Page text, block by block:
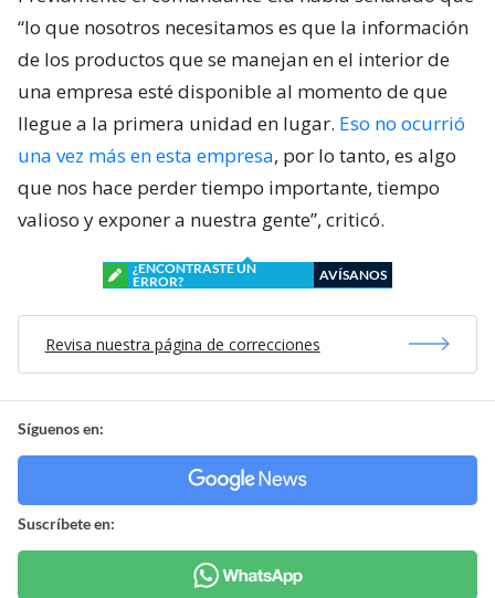
“lo que nosotros necesitamos es que la información
de los productos que se manejan en el interior de
una empresa esté disponible al momento de que
llegue a la primera unidad en lugar. Eso no ocurrió
una vez más en esta empresa, por lo tanto, es algo
que nos hace perder tiempo importante, tiempo
valioso y exponer a nuestra gente”, criticó.
¿ENCONTRASTE UN
ERROR?
AVÍSANOS
Revisa nuestra página de correcciones
Síguenos en:
Suscríbete en: